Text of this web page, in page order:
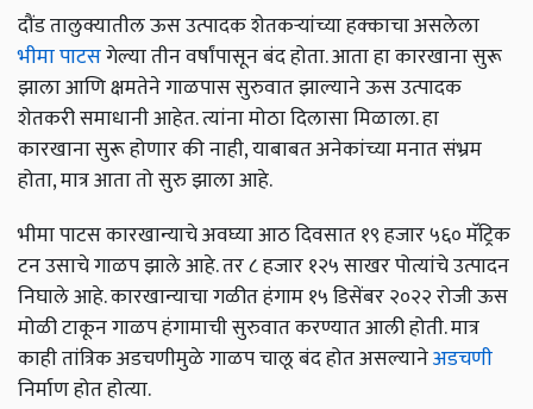
दौंड तालुक्यातील ऊस उत्पादक शेतकऱ्यांच्या हक्काचा असलेला
भीमा पाटसगेल्या तीन वर्षांपासून बंद होता. आता हा कारखाना सुरू
झाला आणि क्षमतेने गाळपास सुरुवात झाल्याने ऊस उत्पादक
शेतकरी समाधानी आहेत. त्यांना मोठा दिलासा मिळाला. हा
कारखाना सुरू होणार की नाही, याबाबत अनेकांच्या मनात संभ्रम
होता, मात्र आता तो सुरु झाला आहे.
भीमा पाटस कारखान्याचे अवघ्या आठ दिवसात १९ हजार ५६० मॅट्रिक
टन उसाचे गाळप झाले आहे. तर ८ हजार १२५ साखर पोत्यांचे उत्पादन
निघाले आहे. कारखान्याचा गळीत हंगाम १५ डिसेंबर २०२२ रोजी ऊस
मोळी टाकून गाळप हंगामाची सुरुवात करण्यात आली होती. मात्र
काही तांत्रिक अडचणीमुळे गाळप चालू बंद होत असल्यानेअडचणी
निर्माण होत होत्या.